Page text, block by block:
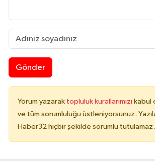
Gönder
Yorum yazarak topluluk kurallarımızı kabul
ve tüm sorumluluğu üstleniyorsunuz.
Haber32 hiçbir şekilde sorumlu tutulamaz.